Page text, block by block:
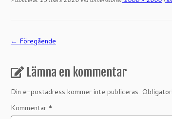
← Föregående
Lämna en kommentar
Din e-postadress kommer inte publiceras.
Kommentar *